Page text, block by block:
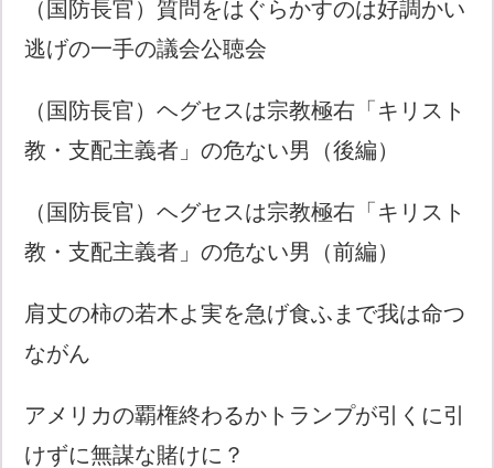
（国防長官）質問をはぐらかすのは好調かい
逃げの一手の議会公聴会
（国防長官）ヘグセスは宗教極右「キリスト
教・支配主義者」の危ない男（後編）
（国防長官）ヘグセスは宗教極右「キリスト
教・支配主義者」の危ない男（前編）
肩丈の柿の若木よ実を急げ食ふまで我は命つ
ながん
アメリカの覇権終わるかトランプが引くに引
けずに無謀な賭けに？